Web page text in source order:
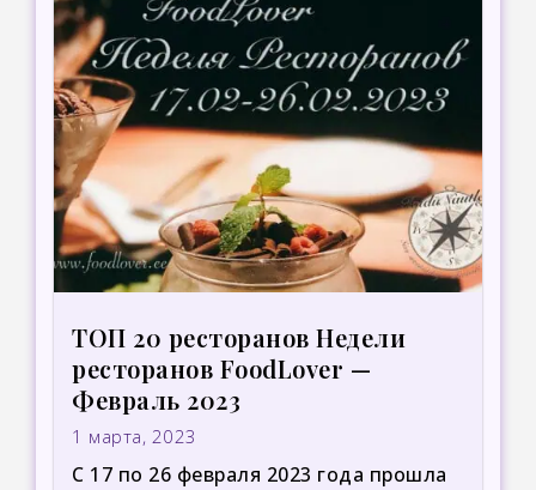
ТОП 20 ресторанов Недели
ресторанов FoodLover —
Февраль 2023
1 марта, 2023
С 17 по 26 февраля 2023 года прошла